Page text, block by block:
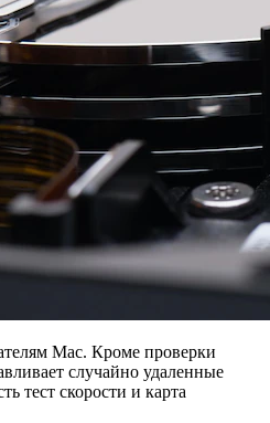
Mac. Кроме проверки
случайно удаленные
тест скорости и карта